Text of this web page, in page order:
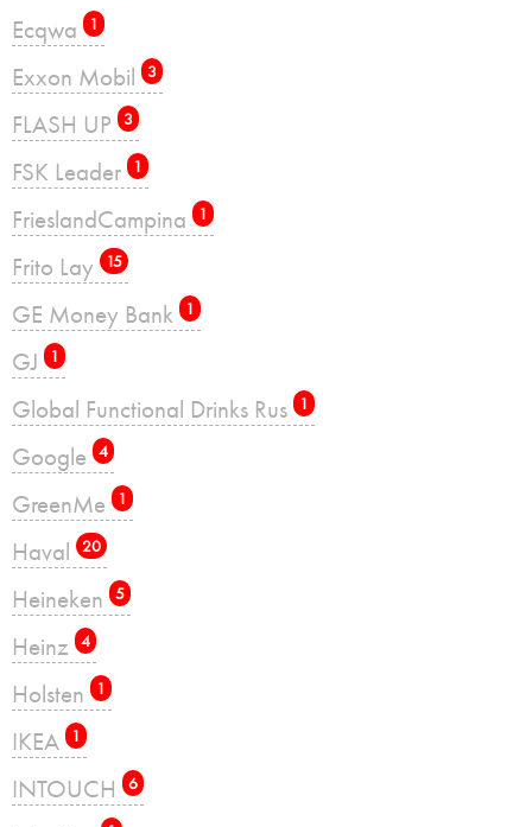
Ecqwa 1
Exxon Mobil 3
FLASH UP 3
FSK Leader 1
FrieslandCampina 1
Frito Lay 15
GE Money Bank 1
GJ 1
Global Functional Drinks Rus 1
Google 4
GreenMe 1
Haval 20
Heineken 5
Heinz 4
Holsten 1
IKEA 1
INTOUCH 6